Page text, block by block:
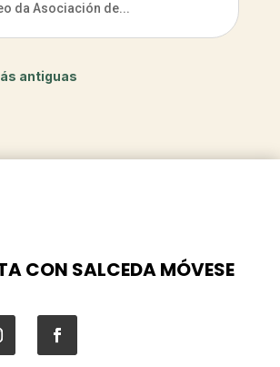
da Asociación de...
antiguas
CON SALCEDA MÓVESE